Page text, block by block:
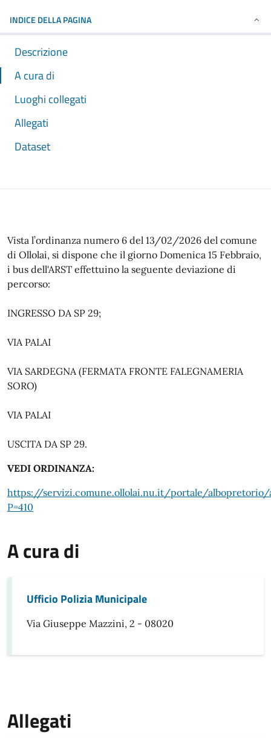
INDICE DELLA PAGINA
Descrizione
A cura di
Luoghi collegati
Allegati
Dataset
Vista l’ordinanza numero 6 del 13/02/2026 del comune
di Ollolai, si dispone che il giorno Domenica 15 Febbraio,
i bus dell'ARST effettuino la seguente deviazione di
percorso:
INGRESSO DA SP 29;
VIA PALAI
VIA SARDEGNA (FERMATA FRONTE FALEGNAMERIA
SORO)
VIA PALAI
USCITA DA SP 29.
VEDI ORDINANZA:
https://servizi.comune.ollolai.nu.it/portale/albopretorio/
P=410
A cura di
Ufficio Polizia Municipale
Via Giuseppe Mazzini, 2 - 08020
Allegati